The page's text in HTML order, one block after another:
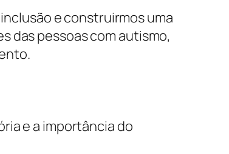
e construirmos uma
das pessoas com autismo,
e a importância do